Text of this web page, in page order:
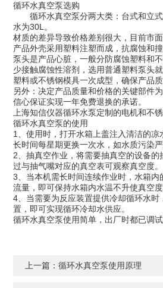
循环水真空泵选购
循环水真空泵分两大类：台式和立式
水为30L。
材质的差异导致价格差别很大，目前市
产品外壳采用塑料注塑而成，抗腐蚀和
泵头是产品心脏，一般分防腐蚀塑料和
少接触腐蚀性溶剂，选用普通塑料泵头
塑料或不锈钢模具一次成型，确保产品质
另外：决定产品质量和价格的关键部件
信心保证实现一年免费退换的承诺。
上海知信仪器循环水泵定制的电机和不
循环水真空泵的使用
1、使用时，打开水箱上盖注入清洁的
长时间每星期更换一次水，如水质污染
2、抽真空作业，将需要抽真空的设备
过与抽气嘴对应的真空表可观察真空度。
3、当本机需长时间连续作业时，水箱
流量，即可保持水箱内水温不升使真空度
4、当需要为反应装置提供冷却循环水
置，即可实现循环冷却水供应。
循环水真空泵使用简单，出厂时都已调
上一篇： 循环水真空泵使用原理